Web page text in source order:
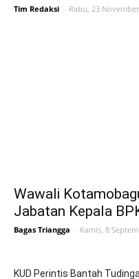
Tim Redaksi - Rabu, 23
Wawali
Jabatan Kepala
Bagas Triangga - Kamis, 8
KUD Perintis Bantah